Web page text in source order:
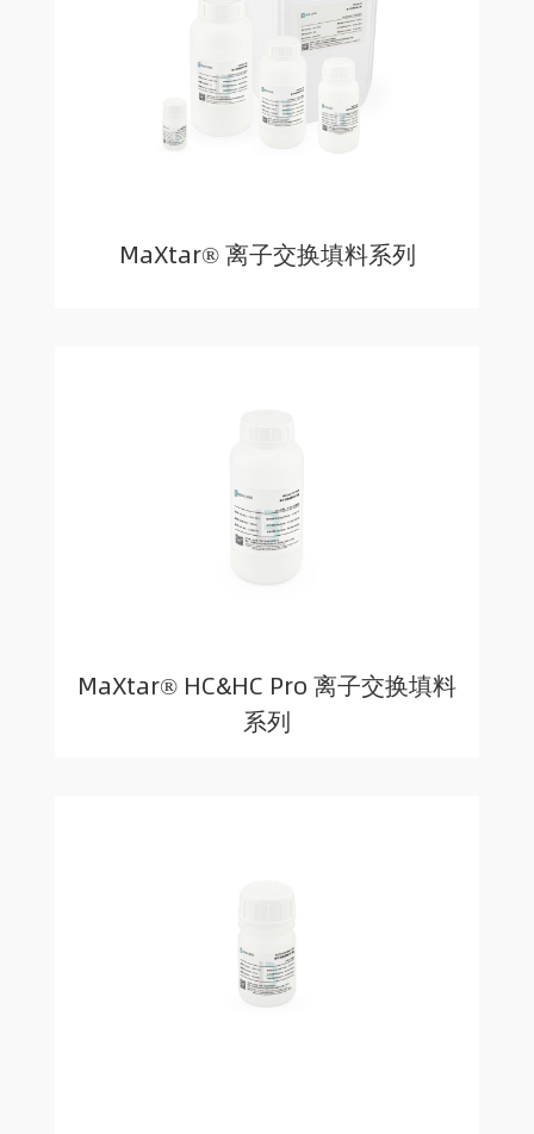
MaXtar® 离子交换填料系列
MaXtar® HC&HC Pro 离子交换填料
系列